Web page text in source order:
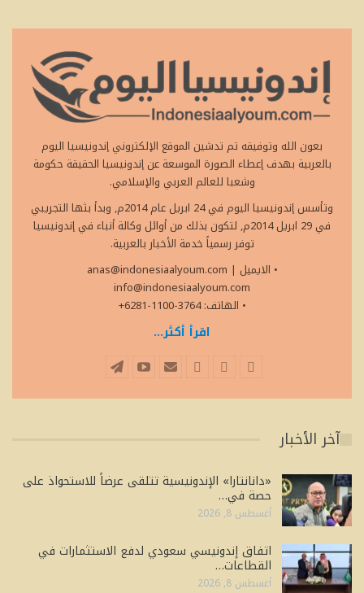
بعون الله وتوفيقه تم تدشين الموقع الإلكتروني إندونيسيا اليوم
بالعربية بهدف إعطاء الصورة الموسعة عن إندونيسيا الحقيقة حكومة
وشعبا للعالم العربي والإسلامي.
وتأسس إندونيسيا اليوم في 24 ابريل عام 2014م, وبدأ بثها التجريبي
في 29 ابريل 2014م, لتكون بذلك من أوائل وكالة أنباء في إندونيسيا
توفر رسمياً خدمة الأخبار بالعربية.
• الايميل
anas@indonesiaalyoum.com |
info@indonesiaalyoum.com
• الهاتف: 3764-1100-6281+
اقرأ أكثر...
آخر الأخبار
«دانانتارا» الإندونيسية تتلقى عرضاً للاستحواذ على
حصة في…
أغسطس 8, 2026
اتفاق إندونيسي سعودي لدفع الاستثمارات في
القطاعات…
أغسطس 8, 2026